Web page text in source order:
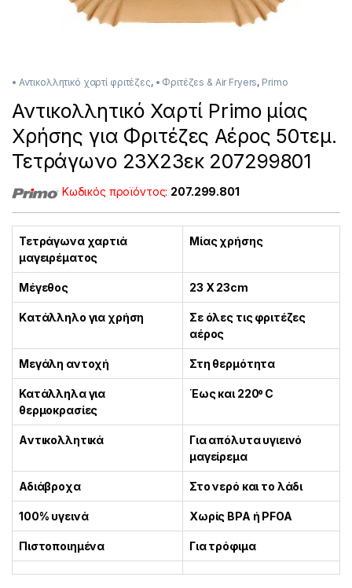
• Αντικολλητικό χαρτί φριτέζες, • Φριτέζεs & Air Fryers, Primo
Αντικολλητικό Χαρτί Primo μίας
Χρήσης για Φριτέζες Αέρος 50τεμ.
Τετράγωνο 23Χ23εκ 207299801
Κωδικός προϊόντος: 207.299.801
Τετράγωνα χαρτιά
μαγειρέματος
Μίας χρήσης
Μέγεθος 23 Χ 23cm
Kατάλληλο για χρήση
Σε όλες τις φριτέζες
αέρος
Μεγάλη αντοχή Στη θερμότητα
Κατάλληλα για
θερμοκρασίες
Έως και 220⁰ C
Aντικολλητικά
Για απόλυτα υγιεινό
μαγείρεμα
Αδιάβροχα Στο νερό και το λάδι
100% υγεινά Χωρίς BPA ή PFOA
Πιστοποιημένα Για τρόφιμα